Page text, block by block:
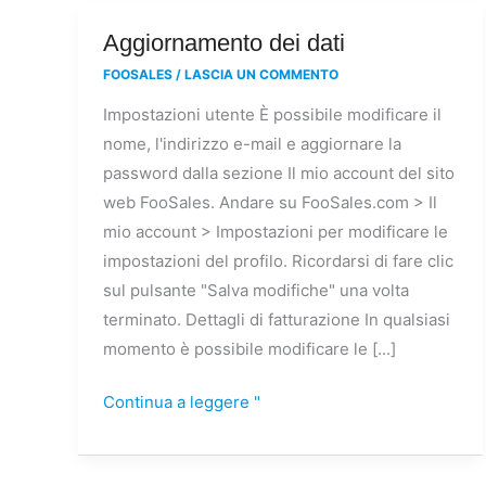
Aggiornamento dei dati
FOOSALES / LASCIA UN COMMENTO
Impostazioni utente È possibile modificare il
nome, l'indirizzo e-mail e aggiornare la
password dalla sezione Il mio account del sito
web FooSales. Andare su FooSales.com > Il
mio account > Impostazioni per modificare le
impostazioni del profilo. Ricordarsi di fare clic
sul pulsante "Salva modifiche" una volta
terminato. Dettagli di fatturazione In qualsiasi
momento è possibile modificare le [...]
Aggiornamento
dei
Continua a leggere "